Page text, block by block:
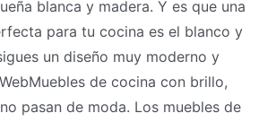
blanca y madera. Y es que una
para tu cocina es el blanco y
un diseño muy moderno y
de cocina con brillo,
pasan de moda. Los muebles de